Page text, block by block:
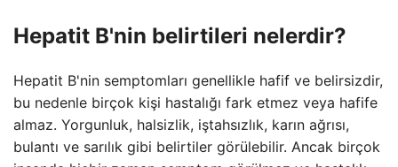
Hepatit B'nin belirtileri nelerdir?
Hepatit B'nin semptomları genellikle hafif ve belirsizdir,
bu nedenle birçok kişi hastalığı fark etmez veya hafife
almaz. Yorgunluk, halsizlik, iştahsızlık, karın ağrısı,
bulantı ve sarılık gibi belirtiler görülebilir. Ancak birçok